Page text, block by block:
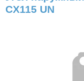
CX115 UN